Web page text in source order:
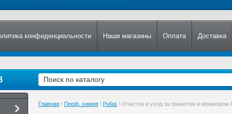
конфиденциальности Наши магазины Оплата Доставка
Главная \ Проф. химия \ Pufas \ Очистка и уход за гранитом и мрамором